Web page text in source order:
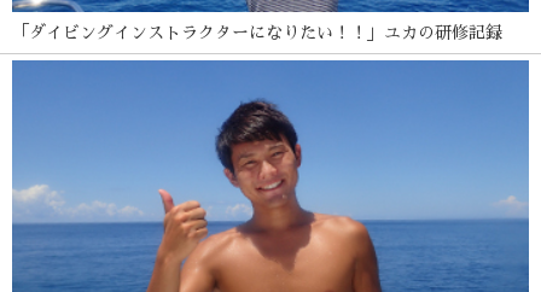
「ダイビングインストラクターになりたい！！」ユカの研修記録